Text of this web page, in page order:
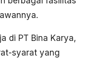
di PT Bina Karya,
syarat yang